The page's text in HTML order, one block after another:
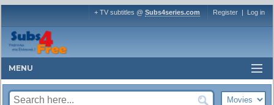
+ TV subtitles @ Subs4series.com Register | Log in
MENU